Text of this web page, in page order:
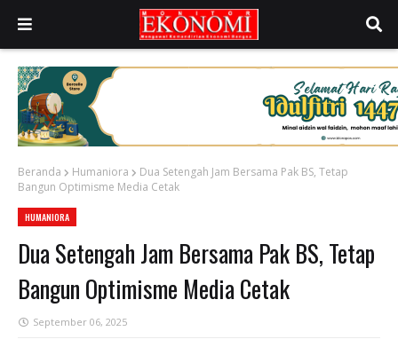
Beranda Humaniora
Dua Setengah Jam Bersama Pak BS, Tetap
Bangun Optimisme Media Cetak
HUMANIORA
Dua Setengah Jam Bersama Pak BS, Tetap
Bangun Optimisme Media Cetak
September 06, 2025